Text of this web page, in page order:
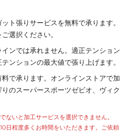
ット張りサービスを無料で承ります。
選択ください。
ンでは承れません。適正テンション
ンションの最大値で張り上げます。
で承ります。オンラインストアで加
のスーパースポーツゼビオ、ヴィク
ないと加工サービスを選択できません。
日程度多くお時間をいただきます。ご依頼